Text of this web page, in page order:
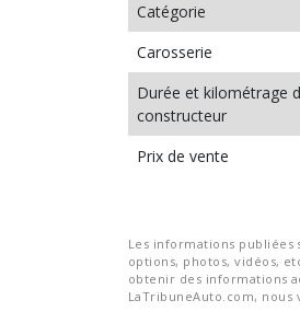
Catégorie
Carosserie
Durée et kilométrage
constructeur
Prix de vente
Les informations
options, photos, vidéos,
obtenir des informations
LaTribuneAuto.com,